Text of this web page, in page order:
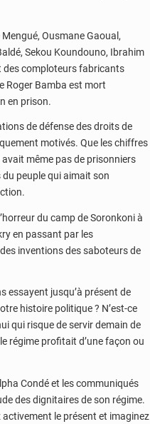
Ousmane Gaoual,
Sekou Koundouno, Ibrahim
des comploteurs fabricants
Roger Bamba est mort
en prison.
de défense des droits de
motivés. Que les chiffres
avait même pas de prisonniers
peuple qui aimait son
du camp de Soronkoni à
en passant par les
des inventions des saboteurs de
essayent jusqu’à présent de
histoire politique ? N’est-ce
qui risque de servir demain de
régime profitait d’une façon ou
Condé et les communiqués
des dignitaires de son régime.
activement le présent et imaginez